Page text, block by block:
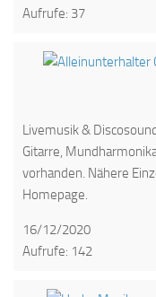
Aufrufe: 37
Livemusik &
Gitarre,
vorhanden. Nähere
Homepage.
16/12/2020
Aufrufe: 142